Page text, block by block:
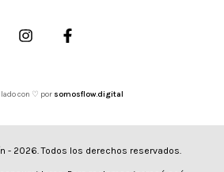
con ♡ por somosflow.digital
- 2026. Todos los derechos reservados.